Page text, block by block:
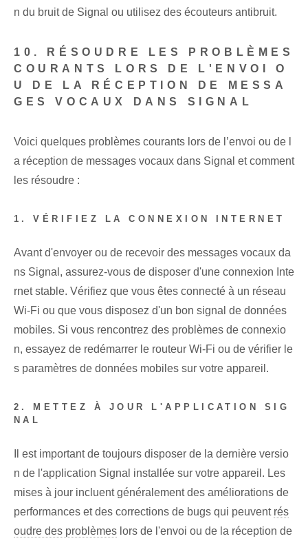
n du bruit de Signal ou utilisez des écouteurs antibruit.
10. RÉSOUDRE LES PROBLÈMES
COURANTS LORS DE L'ENVOI O
U DE LA RÉCEPTION DE MESSA
GES VOCAUX DANS SIGNAL
Voici quelques problèmes courants lors de l’envoi ou de l
a réception de messages vocaux dans Signal et comment
les résoudre :
1. VÉRIFIEZ LA CONNEXION INTERNET
Avant d'envoyer ou de recevoir des messages vocaux da
ns Signal, assurez-vous de disposer d'une connexion Inte
rnet stable. Vérifiez que vous êtes connecté à un réseau
Wi-Fi ou que vous disposez d'un bon signal de données
mobiles. Si vous rencontrez des problèmes de connexio
n, essayez de redémarrer le routeur Wi-Fi ou de vérifier le
s paramètres de données mobiles sur votre appareil.
2. METTEZ À JOUR L'APPLICATION SIG
NAL
Il est important de toujours disposer de la dernière versio
n de l'application Signal installée sur votre appareil. Les
mises à jour incluent généralement des améliorations de
performances et des corrections de bugs qui peuvent rés
oudre des problèmes lors de l'envoi ou de la réception de